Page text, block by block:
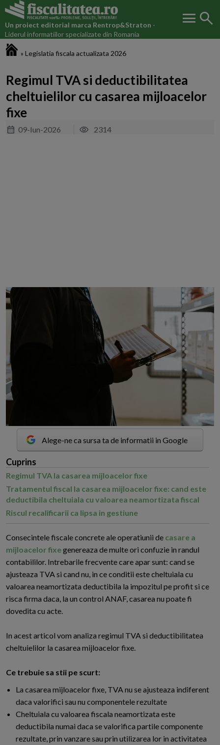
Un proiect editorial marca Rentrop&Straton -
Liderul informatiilor specializate din Romania
menu search
» Legislatia fiscala actualizata 2026
Regimul TVA si deductibilitatea
cheltuielilor cu casarea mijloacelor
fixe
09-Iun-2026 2314
Alege-ne ca sursa ta de informatii in Google
Cuprins
Regimul TVA la casarea mijloacelor fixe
Tratamentul fiscal la casarea mijloacelor fixe: cand este
deductibila cheltuiala cu valoarea neamortizata fiscal
Riscul recalificarii ca lipsa in gestiune
Consecintele fiscale concrete ale operatiunii de casare a
mijloacelor fixegenereaza de multe ori confuzie in randul
contabililor. Intrebarile frecvente care apar sunt: cand se
ajusteaza TVA si cand nu, in ce conditii este cheltuiala cu
valoarea neamortizata deductibila la impozitul pe profit si ce
risca firma daca, la un control ANAF, casarea nu poate fi
dovedita cu acte.
In acest articol vom analiza regimul TVA si deductibilitatea
cheltuielilor la casarea mijloacelor fixe.
Ce trebuie sa stii pe scurt:
La casarea mijloacelor fixe, TVA nu se ajusteaza indiferent
daca valorifici sau nu componentele rezultate
Cheltuiala cu valoarea fiscala neamortizata este
deductibila numai daca se valorifica partile componente
rezultate, prin vanzare sau prin utilizarea lor in activitatea